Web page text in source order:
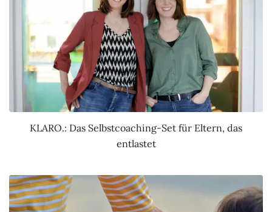
KLARO.: Das Selbstcoaching-Set für Eltern, das
entlastet